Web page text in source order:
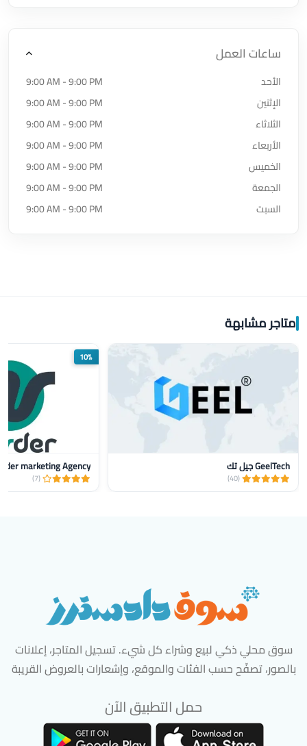
ساعات العمل
الأحد
9:00 AM - 9:00 PM
الإثنين
9:00 AM - 9:00 PM
الثلاثاء
9:00 AM - 9:00 PM
الأربعاء
9:00 AM - 9:00 PM
الخميس
9:00 AM - 9:00 PM
الجمعة
9:00 AM - 9:00 PM
السبت
9:00 AM - 9:00 PM
متاجر مشابهة
GeelTech جيل تك
(40)
10%
marketing Agency
(7)
سوق محلي ذكي لبيع وشراء كل شيء. تسجيل المتاجر، إعلانات
بالصور، تصفّح حسب الفئات والموقع، وإشعارات بالعروض القريبة
حمل التطبيق الآن